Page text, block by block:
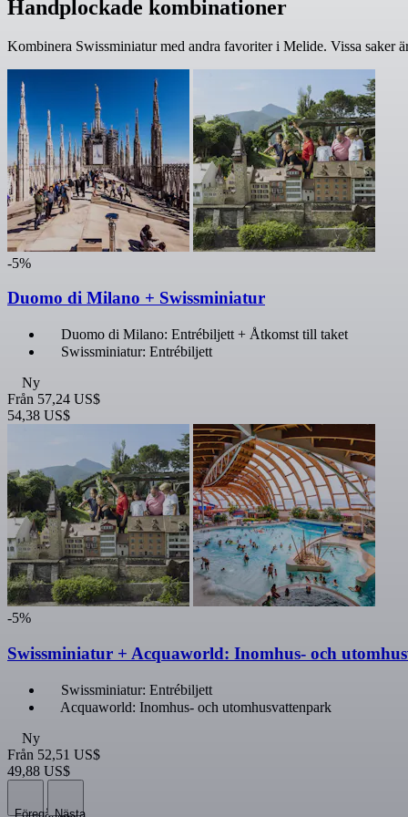
Handplockade kombinationer
Kombinera Swissminiatur med andra favoriter i Melide. Vissa saker
-5%
Duomo di Milano + Swissminiatur
Duomo di Milano: Entrébiljett + Åtkomst till taket
Swissminiatur: Entrébiljett
Ny
Från 57,24 US$
54,38 US$
-5%
Swissminiatur + Acquaworld: Inomhus- och
Swissminiatur: Entrébiljett
Acquaworld: Inomhus- och utomhusvattenpark
Ny
Från 52,51 US$
49,88 US$
Föregående
Nästa